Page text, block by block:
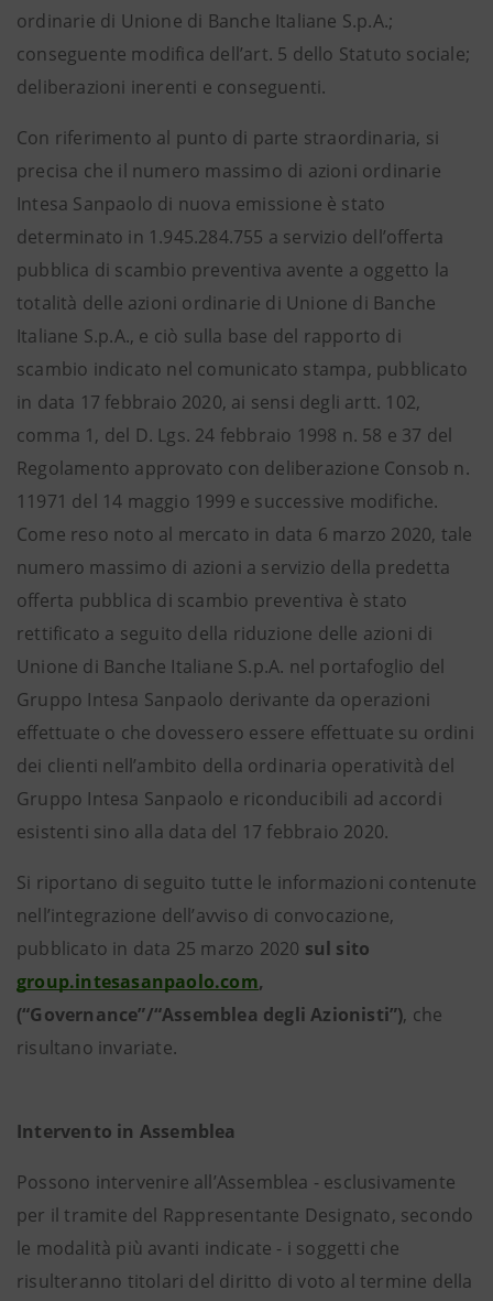
ordinarie di Unione di Banche Italiane S.p.A.;
conseguente modifica dell’art. 5 dello Statuto sociale;
deliberazioni inerenti e conseguenti.
Con riferimento al punto di parte straordinaria, si
precisa che il numero massimo di azioni ordinarie
Intesa Sanpaolo di nuova emissione è stato
determinato in 1.945.284.755 a servizio dell’offerta
pubblica di scambio preventiva avente a oggetto la
totalità delle azioni ordinarie di Unione di Banche
Italiane S.p.A., e ciò sulla base del rapporto di
scambio indicato nel comunicato stampa, pubblicato
in data 17 febbraio 2020, ai sensi degli artt. 102,
comma 1, del D. Lgs. 24 febbraio 1998 n. 58 e 37 del
Regolamento approvato con deliberazione Consob n.
11971 del 14 maggio 1999 e successive modifiche.
Come reso noto al mercato in data 6 marzo 2020, tale
numero massimo di azioni a servizio della predetta
offerta pubblica di scambio preventiva è stato
rettificato a seguito della riduzione delle azioni di
Unione di Banche Italiane S.p.A. nel portafoglio del
Gruppo Intesa Sanpaolo derivante da operazioni
effettuate o che dovessero essere effettuate su ordini
dei clienti nell’ambito della ordinaria operatività del
Gruppo Intesa Sanpaolo e riconducibili ad accordi
esistenti sino alla data del 17 febbraio 2020.
Si riportano di seguito tutte le informazioni contenute
nell’integrazione dell’avviso di convocazione,
pubblicato in data 25 marzo 2020 sul sito
group.intesasanpaolo.com,
(“Governance”/“Assemblea degli Azionisti”), che
risultano invariate.
Intervento in Assemblea
Possono intervenire all’Assemblea - esclusivamente
per il tramite del Rappresentante Designato, secondo
le modalità più avanti indicate - i soggetti che
risulteranno titolari del diritto di voto al termine della